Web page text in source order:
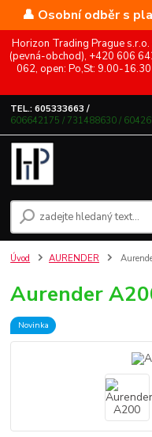
👤 Osobní odběr s
Horizon Trading Prague
(pevná-obchod), +420 606
062, open: Po,St: 9.00-
TEL.: 605333663 /
606642175 / 731488630 /
Úvod AURENDER
Aurender
Novinka